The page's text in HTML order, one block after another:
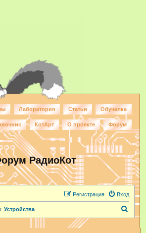
Лаборатория Статьи Обучалка
КотАрт О проекте Форум
РадиоКот
Вход
Регистрация
Устройства